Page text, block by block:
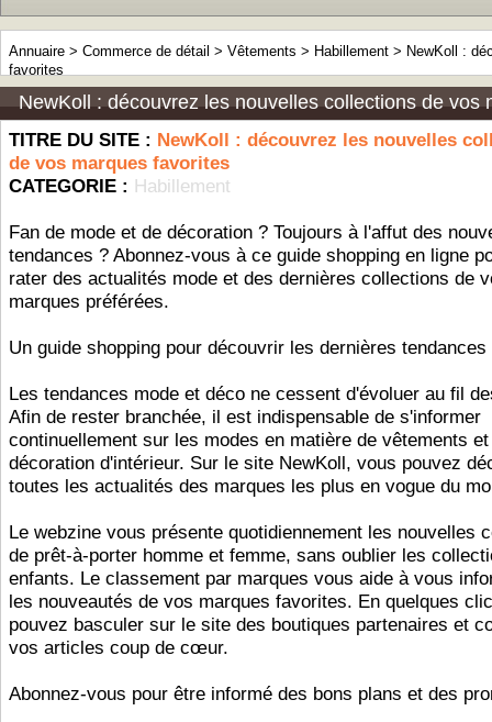
Annuaire > Commerce de détail > Vêtements > Habillement > NewKoll :
favorites
NewKoll : découvrez les nouvelles collections de vos
TITRE DU SITE : NewKoll : découvrez les nouvelles
de vos marques favorites
CATEGORIE : Habillement
Fan de mode et de décoration ? Toujours à l'affut des
tendances ? Abonnez-vous à ce guide shopping en ligne
rater des actualités mode et des dernières collections de
marques préférées.
Un guide shopping pour découvrir les dernières tendances
Les tendances mode et déco ne cessent d'évoluer au fil
Afin de rester branchée, il est indispensable de s'informer
continuellement sur les modes en matière de vêtements et
décoration d'intérieur. Sur le site NewKoll, vous pouvez
toutes les actualités des marques les plus en vogue du
Le webzine vous présente quotidiennement les nouvelles
de prêt-à-porter homme et femme, sans oublier les
enfants. Le classement par marques vous aide à vous
les nouveautés de vos marques favorites. En quelques
pouvez basculer sur le site des boutiques partenaires et
vos articles coup de cœur.
Abonnez-vous pour être informé des bons plans et des